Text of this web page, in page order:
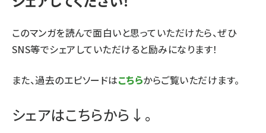
このマンガを読んで面白いと思っていただけたら、ぜひ
SNS等でシェアしていただけると励みになります！
また、過去のエピソードはこちらからご覧いただけます。
シェアはこちらから↓。